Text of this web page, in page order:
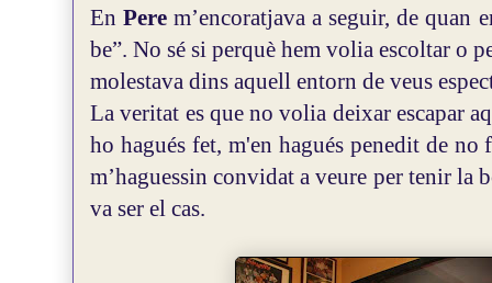
EnPere m’encoratjava a seguir, de quan
be”. No sé si perquè hem volia escoltar o
molestava dins aquell entorn de veus
La veritat es que no volia deixar escapar
ho hagués fet, m'en hagués penedit de
m’haguessin convidat a veure per tenir la
va ser el cas.